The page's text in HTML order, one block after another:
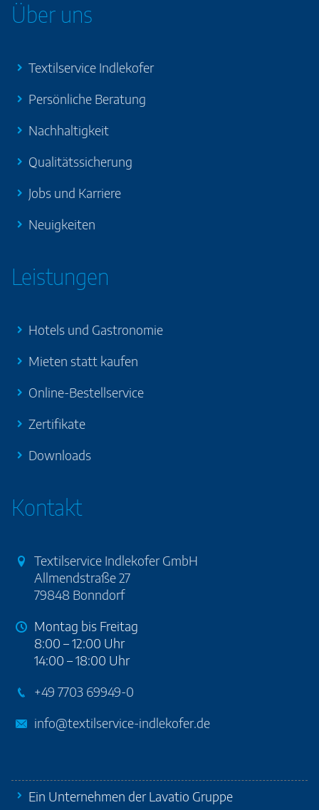
Über uns
Textilservice Indlekofer
Persönliche Beratung
Nachhaltigkeit
Qualitätssicherung
Jobs und Karriere
Neuigkeiten
Leistungen
Hotels und Gastronomie
Mieten statt kaufen
Online-Bestellservice
Zertifikate
Downloads
Kontakt
Textilservice Indlekofer GmbH
Allmendstraße 27
79848 Bonndorf
Montag bis Freitag
8:00 – 12:00 Uhr
14:00 – 18:00 Uhr
+49 7703 69949-0
info@textilservice-indlekofer.de
Ein Unternehmen der Lavatio Gruppe